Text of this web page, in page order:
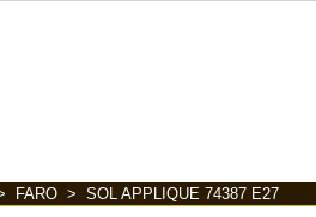
FARO > SOL APPLIQUE 74387 E27